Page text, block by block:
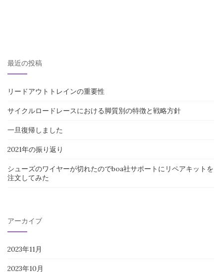
最近の投稿
リードアウトトレインの重要性
サイクルロードレースにおける脚質別の特徴と戦略方針
一旦復帰しました
2021年の振り返り
シューズのワイヤーが切れたのでboa社サポートにリペアキットを
注文してみた
アーカイブ
2023年11月
2023年10月